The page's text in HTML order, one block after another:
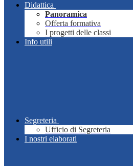
Didattica
Panoramica
Offerta formativa
I progetti delle classi
Info utili
Segreteria
Ufficio di Segreteria
I nostri elaborati